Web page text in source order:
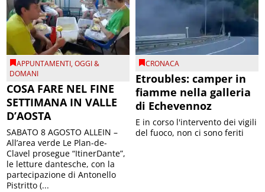
APPUNTAMENTI,OGGI &
DOMANI
COSA FARE NEL FINE
SETTIMANA IN VALLE
D’AOSTA
SABATO 8 AGOSTO ALLEIN –
All’area verde Le Plan-de-
Clavel prosegue “ItinerDante”,
le letture dantesche, con la
partecipazione di Antonello
Pistritto (...
CRONACA
Etroubles: camper in
fiamme nella galleria
di Echevennoz
E in corso l'intervento dei vigili
del fuoco, non ci sono feriti